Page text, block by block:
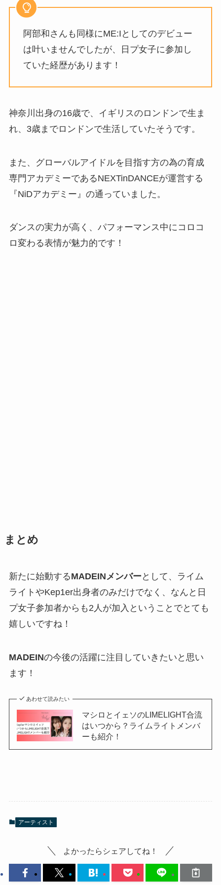
阿部和さんも同様にME:Iとしてのデビュー
は叶いませんでしたが、日プ女子に参加し
ていた経歴があります！
神奈川出身の16歳で、イギリスのロンドンで生ま
れ、3歳までロンドンで生活していたそうです。
また、グローバルアイドルを目指す方の為の育成
専門アカデミーであるNEXTinDANCEが運営する
『NiDアカデミー』の通っていました。
ダンスの実力が高く、パフォーマンス中にコロコ
ロ変わる表情が魅力的です！
まとめ
新たに始動するMADEINメンバー として、ライム
ライトやKep1er出身者のみだけでなく、なんと日
プ女子参加者からも2人が加入ということでとても
嬉しいですね！
MADEINの今後の活躍に注目していきたいと思い
ます！
あわせて読みたい
マシロとイェソのLIMELIGHT合流
はいつから？ライムライトメンバ
ーも紹介！
アーティスト
よかったらシェアしてね！